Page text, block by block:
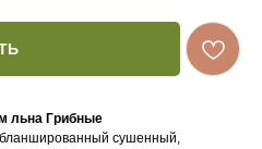
льна Грибные
бланшированный сушенный,